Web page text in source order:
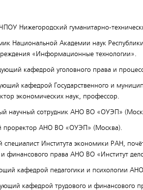
Нижегородский гуманитарно-
Национальной Академии наук
«Информационные технологии».
кафедрой уголовного права и
кафедрой Государственного и
экономических наук, профессор.
научный сотрудник АНО ВО «ОУЭП»
проректор АНО ВО «ОУЭП» (Москва).
специалист Института экономики РАН,
финансового права АНО ВО «Институт
кафедрой педагогики и психологии
кафедрой трудового и финансового